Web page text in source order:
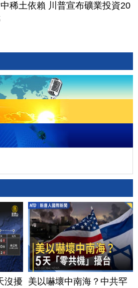
稀土依賴 川普宣布礦業投資20
沒擾
美以嚇壞中南海？中共罕